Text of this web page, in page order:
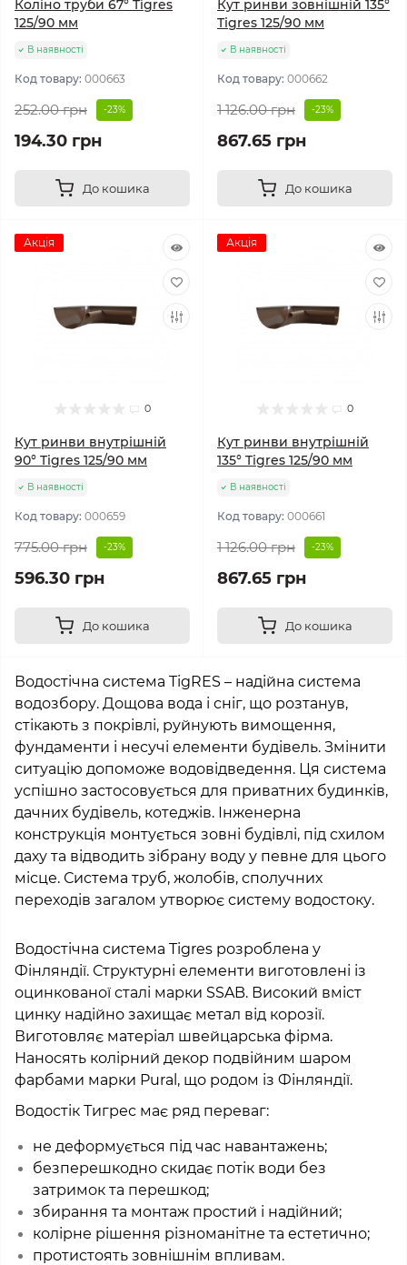
Коліно труби 67° Tigres
125/90 мм
В наявності
Код товару: 000663
252.00 грн -23%
194.30 грн
До кошика
Кут ринви зовнішній 135°
Tigres 125/90 мм
В наявності
Код товару: 000662
1 126.00 грн -23%
867.65 грн
До кошика
Акція
0
Кут ринви внутрішній
90° Tigres 125/90 мм
В наявності
Код товару: 000659
775.00 грн -23%
596.30 грн
До кошика
Акція
0
Кут ринви внутрішній
135° Tigres 125/90 мм
В наявності
Код товару: 000661
1 126.00 грн -23%
867.65 грн
До кошика
Водостічна система TigRES – надійна система
водозбору. Дощова вода і сніг, що розтанув,
стікають з покрівлі, руйнують вимощення,
фундаменти і несучі елементи будівель. Змінити
ситуацію допоможе водовідведення. Ця система
успішно застосовується для приватних будинків,
дачних будівель, котеджів. Інженерна
конструкція монтується зовні будівлі, під схилом
даху та відводить зібрану воду у певне для цього
місце. Система труб, жолобів, сполучних
переходів загалом утворює систему водостоку.
Водостічна система Tigres розроблена у
Фінляндії. Структурні елементи виготовлені із
оцинкованої сталі марки SSAB. Високий вміст
цинку надійно захищає метал від корозії.
Виготовляє матеріал швейцарська фірма.
Наносять колірний декор подвійним шаром
фарбами марки Pural, що родом із Фінляндії.
Водостік Тигрес має ряд переваг:
не деформується під час навантажень;
безперешкодно скидає потік води без
затримок та перешкод;
збирання та монтаж простий і надійний;
колірне рішення різноманітне та естетично;
протистоять зовнішнім впливам.